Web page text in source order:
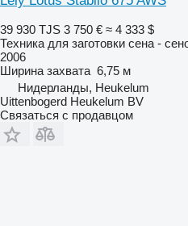
39 930 TJS 3 750 € ≈ 4 333 $
Техника для заготовки сена -
2006
Ширина захвата 6,75 м
Нидерланды, Heukelum
Uittenbogerd Heukelum BV
Связаться с продавцом